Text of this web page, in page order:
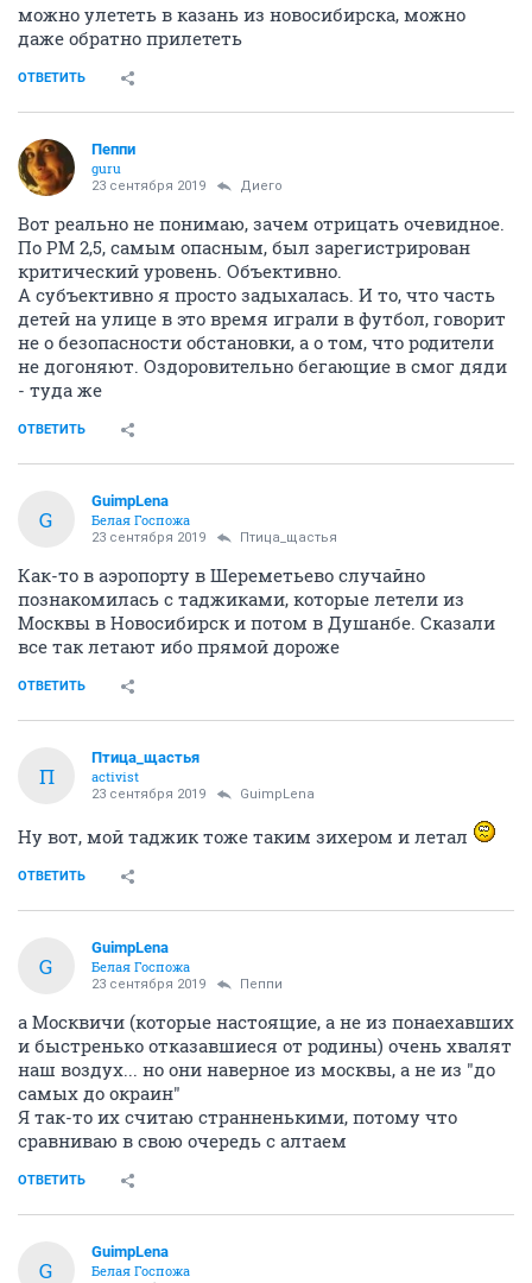
можно улететь в казань из новосибирска, можно
даже обратно прилететь
ОТВЕТИТЬ
Пeппи
guru
23 сентября 2019 Диего
Вот реально не понимаю, зачем отрицать очевидное.
По РМ 2,5, самым опасным, был зарегистрирован
критический уровень. Объективно.
А субъективно я просто задыхалась. И то, что часть
детей на улице в это время играли в футбол, говорит
не о безопасности обстановки, а о том, что родители
не догоняют. Оздоровительно бегающие в смог дяди
- туда же
ОТВЕТИТЬ
G
GuimpLena
Белая Госпожа
23 сентября 2019 Птица_щастья
Как-то в аэропорту в Шереметьево случайно
познакомилась с таджиками, которые летели из
Москвы в Новосибирск и потом в Душанбе. Сказали
все так летают ибо прямой дороже
ОТВЕТИТЬ
П
Птица_щастья
activist
23 сентября 2019 GuimpLena
Ну вот, мой таджик тоже таким зихером и летал
ОТВЕТИТЬ
G
GuimpLena
Белая Госпожа
23 сентября 2019 Пeппи
а Москвичи (которые настоящие, а не из понаехавших
и быстренько отказавшиеся от родины) очень хвалят
наш воздух... но они наверное из москвы, а не из "до
самых до окраин"
Я так-то их считаю странненькими, потому что
сравниваю в свою очередь с алтаем
ОТВЕТИТЬ
G
GuimpLena
Белая Госпожа